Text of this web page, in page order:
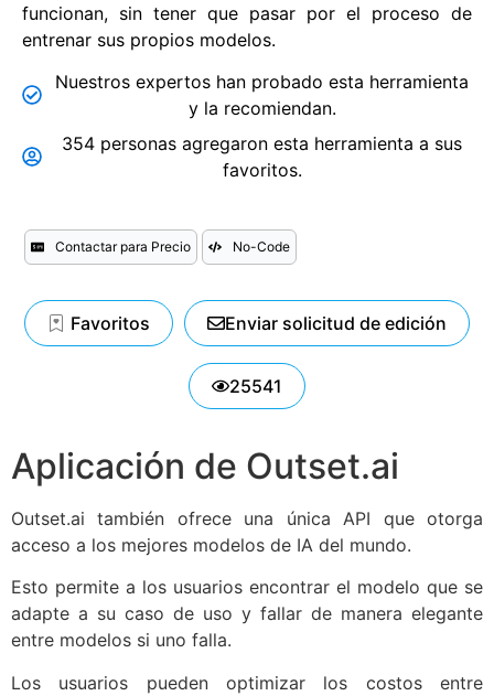
funcionan, sin tener que pasar por el proceso de
entrenar sus propios modelos.
Nuestros expertos han probado esta herramienta
y la recomiendan.
354 personas agregaron esta herramienta a sus
favoritos.
Contactar para Precio No-Code
Favoritos Enviar solicitud de edición
25541
Aplicación de Outset.ai
Outset.ai también ofrece una única API que otorga
acceso a los mejores modelos de IA del mundo.
Esto permite a los usuarios encontrar el modelo que se
adapte a su caso de uso y fallar de manera elegante
entre modelos si uno falla.
Los usuarios pueden optimizar los costos entre